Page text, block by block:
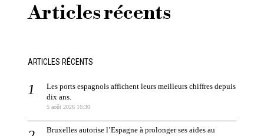
Articles récents
ARTICLES RÉCENTS
Les ports espagnols affichent leurs meilleurs chiffres depuis
dix ans.
5 août 2026 16:30
Bruxelles autorise l’Espagne à prolonger ses aides au